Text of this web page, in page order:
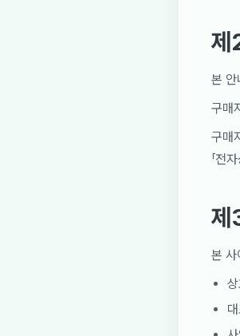
제
본 안
구매
구매
「전
제
본 사